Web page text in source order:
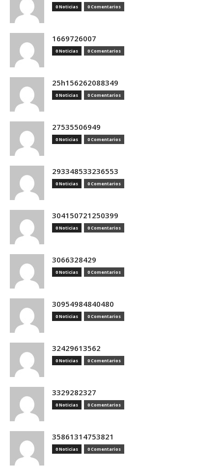
0 Noticias 0 Comentarios
1669726007
0 Noticias 0 Comentarios
25h156262088349
0 Noticias 0 Comentarios
27535506949
0 Noticias 0 Comentarios
293348533236553
0 Noticias 0 Comentarios
304150721250399
0 Noticias 0 Comentarios
3066328429
0 Noticias 0 Comentarios
30954984840480
0 Noticias 0 Comentarios
32429613562
0 Noticias 0 Comentarios
3329282327
0 Noticias 0 Comentarios
35861314753821
0 Noticias 0 Comentarios